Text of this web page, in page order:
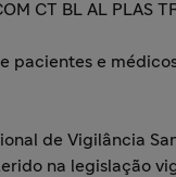
CT BL AL PLAS
pacientes e
de Vigilância
na legislação